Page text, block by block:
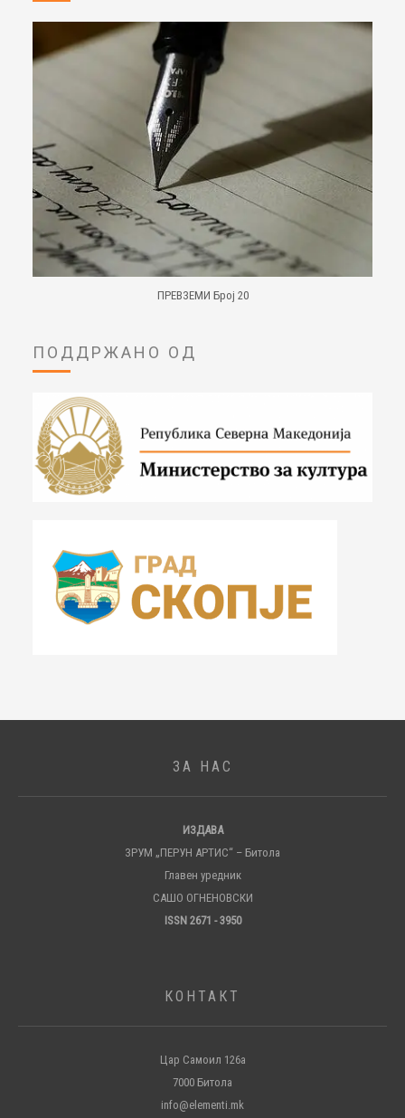
ПРЕВЗЕМИ Број 20
ПОДДРЖАНО ОД
ЗА НАС
ИЗДАВА
ЗРУМ „ПЕРУН АРТИС“ – Битола
Главен уредник
САШО ОГНЕНОВСКИ
ISSN 2671 - 3950
КОНТАКТ
Цар Самоил 126а
7000 Битола
info@elementi.mk